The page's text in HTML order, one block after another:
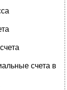
счета в